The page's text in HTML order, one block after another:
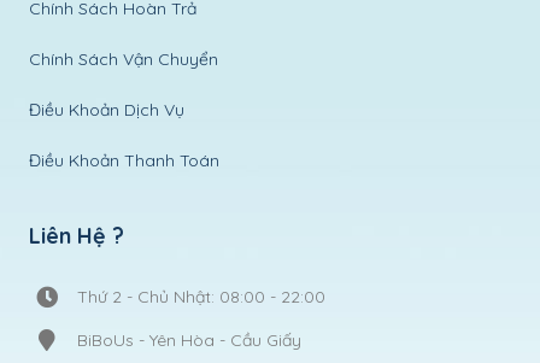
Chính Sách Hoàn Trả
Chính Sách Vận Chuyển
Điều Khoản Dịch Vụ
Điều Khoản Thanh Toán
Liên Hệ ?
Thứ 2 - Chủ Nhật: 08:00 - 22:00
BiBoUs - Yên Hòa - Cầu Giấy